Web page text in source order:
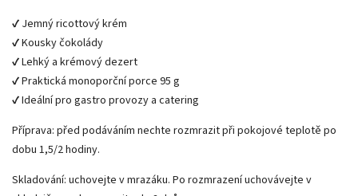
✔ Jemný ricottový krém
✔ Kousky čokolády
✔ Lehký a krémový dezert
✔ Praktická monoporční porce 95 g
✔ Ideální pro gastro provozy a catering
Příprava: před podáváním nechte rozmrazit při pokojové teplotě po
dobu 1,5/2 hodiny.
Skladování: uchovejte v mrazáku. Po rozmrazení uchovávejte v